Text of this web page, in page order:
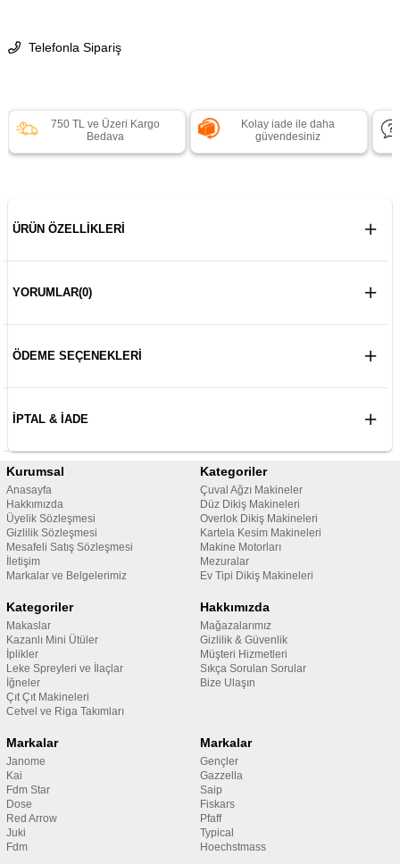
Telefonla Sipariş
750 TL ve Üzeri Kargo
Bedava
Kolay iade ile daha
güvendesiniz
ÜRÜN ÖZELLIKLERI
YORUMLAR(0)
ÖDEME SEÇENEKLERI
İPTAL & İADE
Kurumsal
Anasayfa
Hakkımızda
Üyelik Sözleşmesi
Gizlilik Sözleşmesi
Mesafeli Satış Sözleşmesi
İletişim
Markalar ve Belgelerimiz
Kategoriler
Çuval Ağzı Makineler
Düz Dikiş Makineleri
Overlok Dikiş Makineleri
Kartela Kesim Makineleri
Makine Motorları
Mezuralar
Ev Tipi Dikiş Makineleri
Kategoriler
Makaslar
Kazanlı Mini Ütüler
İplikler
Leke Spreyleri ve İlaçlar
İğneler
Çıt Çıt Makineleri
Cetvel ve Riga Takımları
Hakkımızda
Mağazalarımız
Gizlilik & Güvenlik
Müşteri Hizmetleri
Sıkça Sorulan Sorular
Bize Ulaşın
Markalar
Janome
Kai
Fdm Star
Dose
Red Arrow
Juki
Fdm
Markalar
Gençler
Gazzella
Saip
Fiskars
Pfaff
Typical
Hoechstmass